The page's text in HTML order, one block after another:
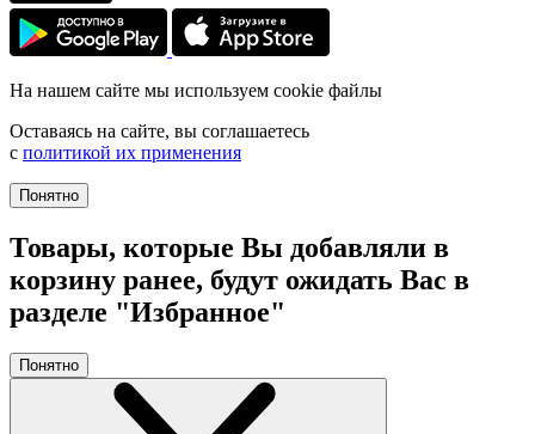
На нашем сайте мы используем cookie файлы
Оставаясь на сайте, вы соглашаетесь
с политикой их применения
Понятно
Товары, которые Вы добавляли в
корзину ранее, будут ожидать Вас в
разделе "Избранное"
Понятно